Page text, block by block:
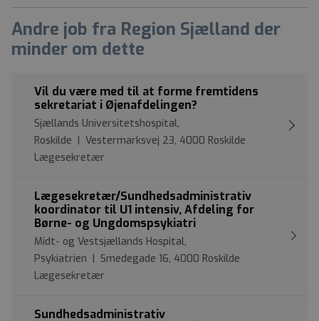
Andre job fra Region Sjælland der
minder om dette
Vil du være med til at forme fremtidens
sekretariat i Øjenafdelingen?
Sjællands Universitetshospital,
Roskilde | Vestermarksvej 23, 4000 Roskilde
Lægesekretær
Lægesekretær/Sundhedsadministrativ
koordinator til U1 intensiv, Afdeling for
Børne- og Ungdomspsykiatri
Midt- og Vestsjællands Hospital,
Psykiatrien | Smedegade 16, 4000 Roskilde
Lægesekretær
Sundhedsadministrativ